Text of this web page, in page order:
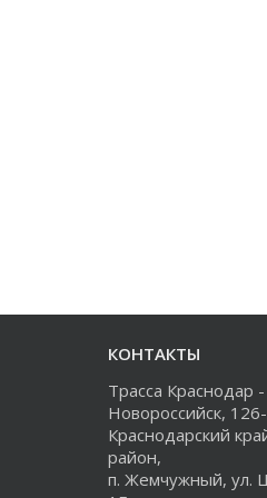
КОНТАКТЫ
Трасса Краснодар -
Новороссийск,
Краснодарский
район,
п. Жемчужный, ул.